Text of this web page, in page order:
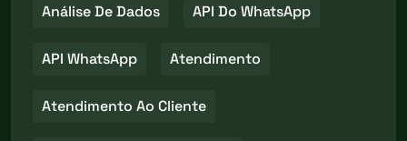
Análise De Dados API Do WhatsApp
API WhatsApp Atendimento
Atendimento Ao Cliente